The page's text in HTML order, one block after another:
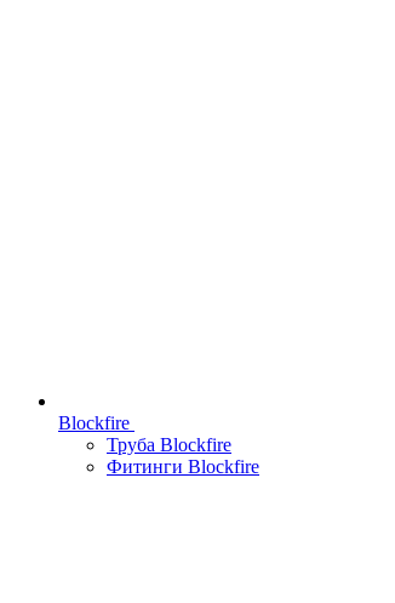
Blockfire
Труба Blockfire
Фитинги Blockfire